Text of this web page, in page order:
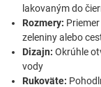
lakovaným do
Rozmery:
zeleniny alebo
Dizajn: Okrúhle
vody
Rukoväte: